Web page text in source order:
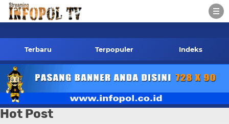
wa
Terbaru Terpopuler Indeks
Hot Post